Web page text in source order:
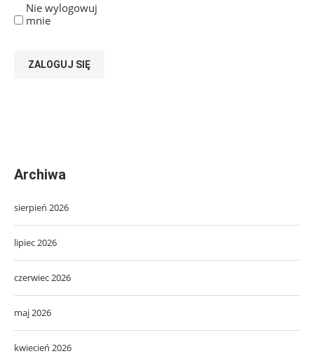
Nie wylogowuj
mnie
ZALOGUJ SIĘ
Archiwa
sierpień 2026
lipiec 2026
czerwiec 2026
maj 2026
kwiecień 2026